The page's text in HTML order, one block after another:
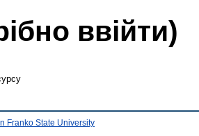
ввійти)
Franko State University